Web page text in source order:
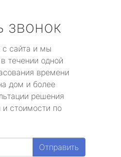
звонок
с сайта и мы
течении одной
времени
дом и более
решения
стоимости по
Отправить